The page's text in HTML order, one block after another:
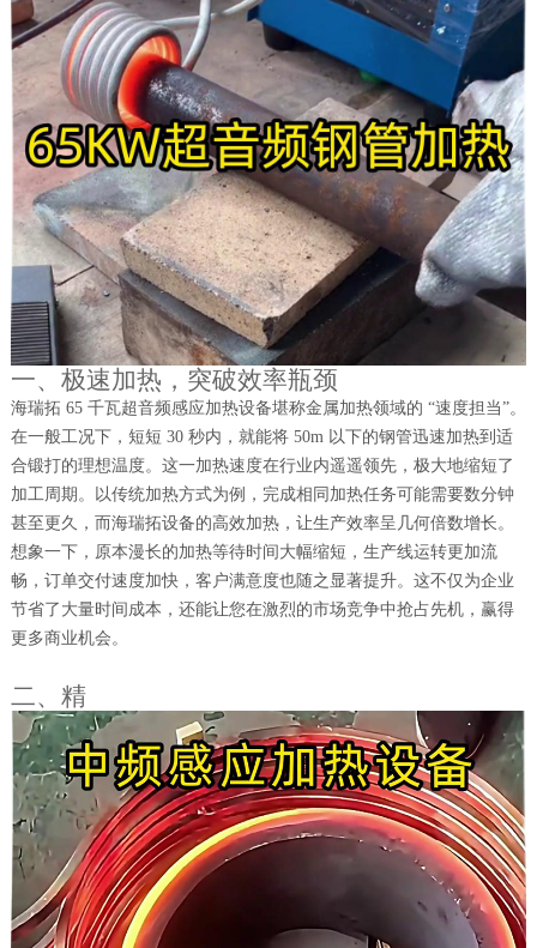
一、极速加热，突破效率瓶颈
海瑞拓 65 千瓦超音频感应加热设备堪称金属加热领域的 “速度担当”。
在一般工况下，短短 30 秒内，就能将 50m 以下的钢管迅速加热到适
合锻打的理想温度。这一加热速度在行业内遥遥领先，极大地缩短了
加工周期。以传统加热方式为例，完成相同加热任务可能需要数分钟
甚至更久，而海瑞拓设备的高效加热，让生产效率呈几何倍数增长。
想象一下，原本漫长的加热等待时间大幅缩短，生产线运转更加流
畅，订单交付速度加快，客户满意度也随之显著提升。这不仅为企业
节省了大量时间成本，还能让您在激烈的市场竞争中抢占先机，赢得
更多商业机会。
二、精